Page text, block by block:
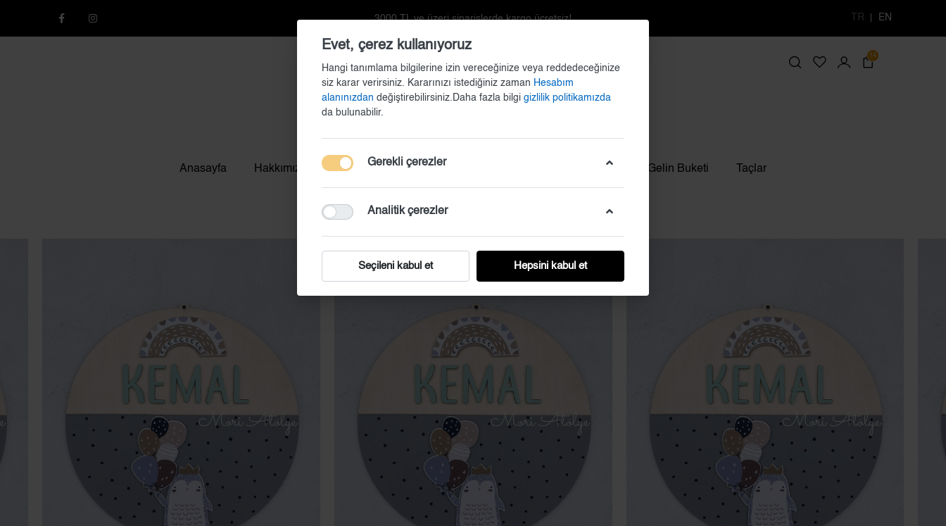
3000 TL ve üzeri siparişlerde kargo ücretsiz! TR EN
14
Anasayfa Hakkımızda Kapı Süsü Doğum Setleri Gelin Buketi Taçlar
Evet, çerez kullanıyoruz
Hangi tanımlama bilgilerine izin vereceğinize veya reddedeceğinize
siz karar verirsiniz. Kararınızı istediğiniz zaman Hesabım
alanınızdan değiştirebilirsiniz.Daha fazla bilgi gizlilik politikamızda
da bulunabilir.
Gerekli çerezler
Analitik çerezler
Seçileni kabul et Hepsini kabul et